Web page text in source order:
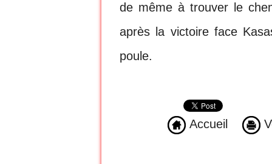
de même à trouver le
après la victoire face
poule.
Accueil